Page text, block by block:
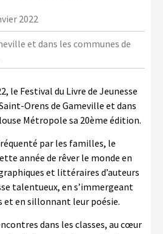
LA CULTURE AVEC LA COPIE
CONTACTS
2022
et dans les communes de
le Festival du Livre de Jeunesse
Orens de Gameville et dans
Métropole sa 20ème édition.
par les familles, le
année de rêver le monde en
et littéraires d’auteurs
talentueux, en s’immergeant
et en sillonnant leur poésie.
dans les classes, au cœur